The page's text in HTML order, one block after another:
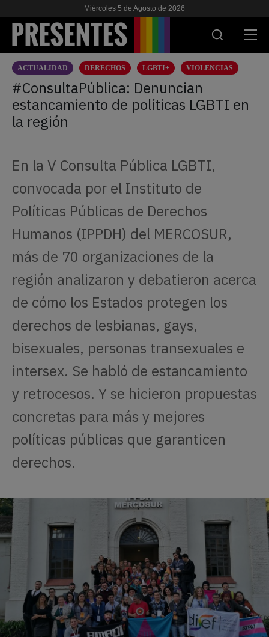
Miércoles 5 de Agosto de 2026
ACTUALIDAD
INVESTIGACIONES
VIH & SIDA
ESCUELA
NOSOTRES
APOYANOS
ACTUALIDAD DERECHOS LGBTI+ VIOLENCIAS
#ConsultaPública: Denuncian
estancamiento de políticas LGBTI en
la región
En la V Consulta Pública LGBTI,
convocada por el Instituto de
Políticas Públicas de Derechos
Humanos (IPPDH) del MERCOSUR,
más de 70 organizaciones de la
región analizaron y debatieron acerca
de cómo los Estados protegen los
derechos de lesbianas, gays,
bisexuales, personas transexuales e
intersex. Se habló de estancamiento
y retrocesos. Y se hicieron propuestas
concretas para más y mejores
políticas públicas que garanticen
derechos.